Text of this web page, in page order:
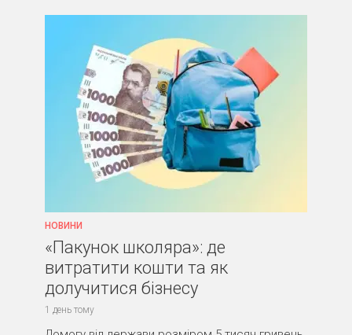
НОВИНИ
«Пакунок школяра»: де
витратити кошти та як
долучитися бізнесу
1 день тому